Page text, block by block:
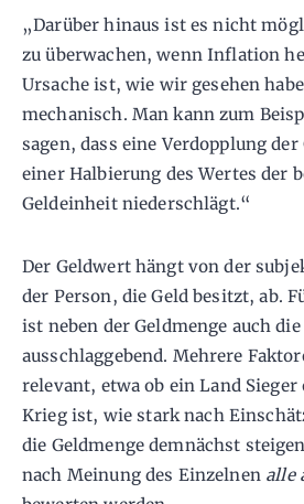
„Darüber hinaus ist es nicht
zu überwachen, wenn Inflation
Ursache ist, wie wir gesehen
mechanisch. Man kann zum
sagen, dass eine Verdopplung
einer Halbierung des Wertes der
Geldeinheit niederschlägt.“
Der Geldwert hängt von der
der Person, die Geld besitzt, ab.
ist neben der Geldmenge auch die
ausschlaggebend. Mehrere
relevant, etwa ob ein Land
Krieg ist, wie stark nach
die Geldmenge demnächst
nach Meinung des Einzelnen alle